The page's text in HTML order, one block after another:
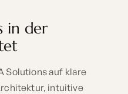
in der
Solutions auf klare
intuitive